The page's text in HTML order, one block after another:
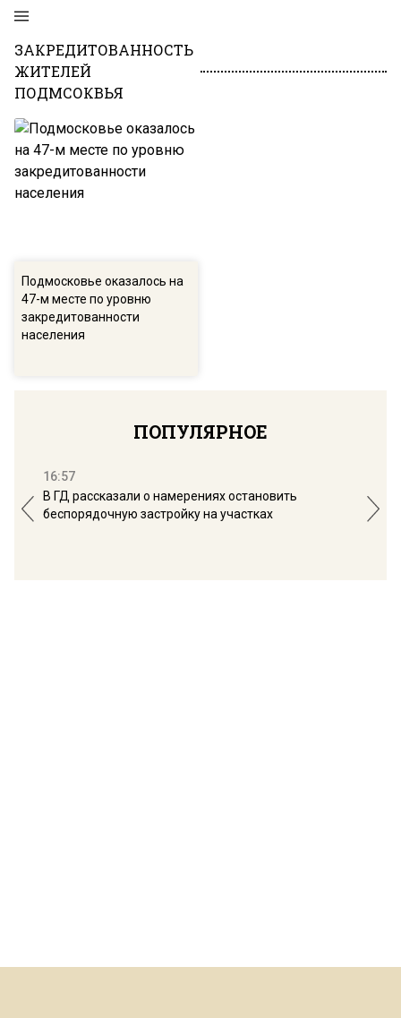
ЗАКРЕДИТОВАННОСТЬ
ЖИТЕЛЕЙ
ПОДМСОКВЬЯ
Подмосковье оказалось на
47-м месте по уровню
закредитованности
населения
ПОПУЛЯРНОЕ
16:57
В ГД рассказали о намерениях остановить
беспорядочную застройку на участках